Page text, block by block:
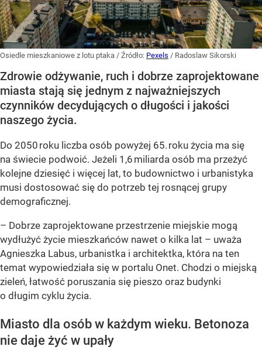
Osiedle mieszkaniowe z lotu ptaka / Źródło: Pexels / Radoslaw Sikorski
Zdrowie odżywanie, ruch i dobrze zaprojektowane
miasta stają się jednym z najważniejszych
czynników decydujących o długości i jakości
naszego życia.
Do 2050 roku liczba osób powyżej 65. roku życia ma się
na świecie podwoić. Jeżeli 1,6 miliarda osób ma przeżyć
kolejne dziesięć i więcej lat, to budownictwo i urbanistyka
musi dostosować się do potrzeb tej rosnącej grupy
demograficznej.
– Dobrze zaprojektowane przestrzenie miejskie mogą
wydłużyć życie mieszkańców nawet o kilka lat – uważa
Agnieszka Labus, urbanistka i architektka, która na ten
temat wypowiedziała się w portalu Onet. Chodzi o miejską
zieleń, łatwość poruszania się pieszo oraz budynki
o długim cyklu życia.
Miasto dla osób w każdym wieku. Betonoza
nie daje żyć w upały